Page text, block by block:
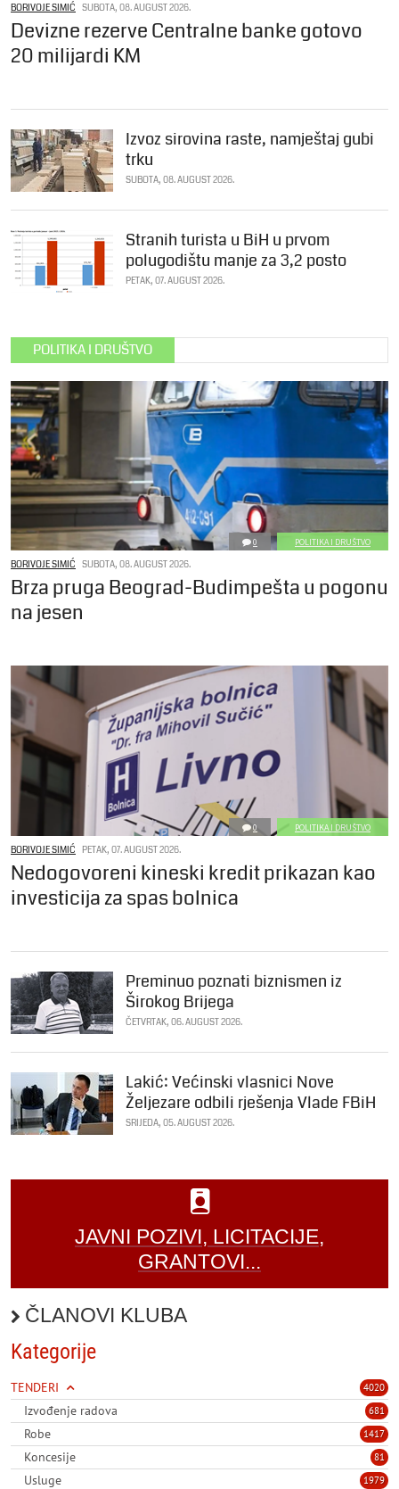
BORIVOJE SIMIĆ SUBOTA, 08. AUGUST 2026.
Devizne rezerve Centralne banke gotovo
20 milijardi KM
Izvoz sirovina raste, namještaj gubi
trku
SUBOTA, 08. AUGUST 2026.
Stranih turista u BiH u prvom
polugodištu manje za 3,2 posto
PETAK, 07. AUGUST 2026.
POLITIKA I DRUŠTVO
0 POLITIKA I DRUŠTVO
BORIVOJE SIMIĆ SUBOTA, 08. AUGUST 2026.
Brza pruga Beograd-Budimpešta u pogonu
na jesen
0 POLITIKA I DRUŠTVO
BORIVOJE SIMIĆ PETAK, 07. AUGUST 2026.
Nedogovoreni kineski kredit prikazan kao
investicija za spas bolnica
Preminuo poznati biznismen iz
Širokog Brijega
ČETVRTAK, 06. AUGUST 2026.
Lakić: Većinski vlasnici Nove
Željezare odbili rješenja Vlade FBiH
SRIJEDA, 05. AUGUST 2026.
JAVNI POZIVI, LICITACIJE,
GRANTOVI...
ČLANOVI KLUBA
Kategorije
4020
TENDERI
681
Izvođenje radova
1417
Robe
81
Koncesije
1979
Usluge